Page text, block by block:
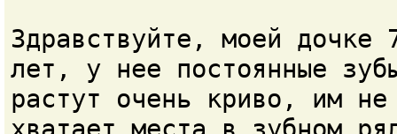
Здравствуйте, моей дочке
лет, у нее постоянные
растут очень криво, им не